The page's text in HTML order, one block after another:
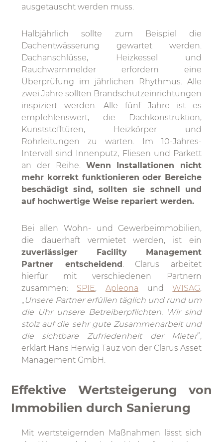
ausgetauscht werden muss.
Halbjährlich sollte zum Beispiel die
Dachentwässerung gewartet werden.
Dachanschlüsse, Heizkessel und
Rauchwarnmelder erfordern eine
Überprüfung im jährlichen Rhythmus. Alle
zwei Jahre sollten Brandschutzeinrichtungen
inspiziert werden. Alle fünf Jahre ist es
empfehlenswert, die Dachkonstruktion,
Kunststofftüren, Heizkörper und
Rohrleitungen zu warten. Im 10-Jahres-
Intervall sind Innenputz, Fliesen und Parkett
an der Reihe. Wenn Installationen nicht
mehr korrekt funktionieren oder Bereiche
beschädigt sind, sollten sie schnell und
auf hochwertige Weise repariert werden.
Bei allen Wohn- und Gewerbeimmobilien,
die dauerhaft vermietet werden, ist ein
zuverlässiger Facility Management
Partner entscheidend . Clarus arbeitet
hierfür mit verschiedenen Partnern
zusammen: SPIE,Apleona undWISAG
„Unsere Partner erfüllen täglich und rund um
die Uhr unsere Betreiberpflichten. Wir sind
stolz auf die sehr gute Zusammenarbeit und
die sichtbare Zufriedenheit der Mieter“,
erklärt Hans Herwig Tauz von der Clarus Asset
Management GmbH.
Effektive Wertsteigerung von
Immobilien durch Sanierung
Mit wertsteigernden Maßnahmen lässt sich